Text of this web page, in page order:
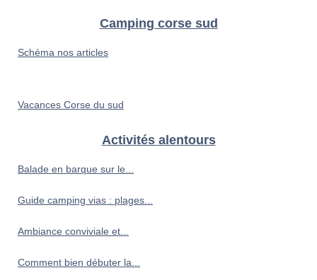
Camping corse sud
Schéma nos articles
Vacances Corse du sud
Activités alentours
Balade en barque sur le...
Guide camping vias : plages...
Ambiance conviviale et...
Comment bien débuter la...